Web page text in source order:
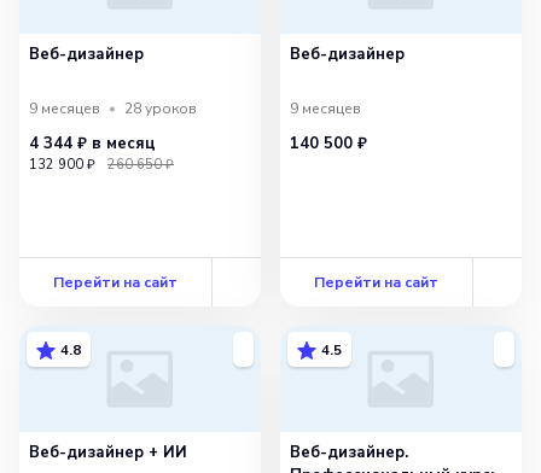
Веб-дизайнер
9 месяцев 28уроков
4 344 ₽ в месяц
132 900 ₽ 260 650 ₽
Перейти на сайт
Веб-дизайнер
9 месяцев
140 500 ₽
Перейти на сайт
4.8
Веб-дизайнер + ИИ
4.5
Веб-дизайнер.